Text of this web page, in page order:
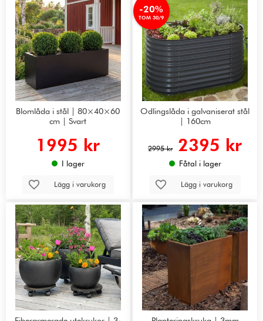
Blomlåda i stål | 80×40×60
cm | Svart
1995 kr
I lager
Lägg i varukorg
-20%
TOM 30/9
Odlingslåda i galvaniserat stål
| 160cm
2995 kr 2395 kr
Fåtal i lager
Lägg i varukorg